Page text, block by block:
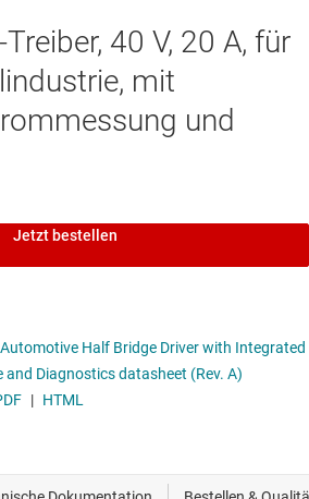
40 V, 20 A, für
mit
und
Jetzt bestellen
and Diagnostics datasheet (Rev. A)
| HTML